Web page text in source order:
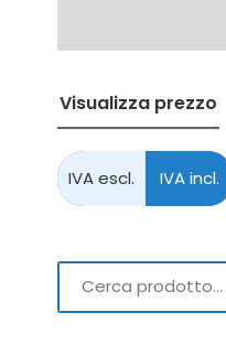
Visualizza prezzo